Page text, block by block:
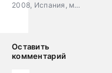
2008, Испания, мультфильм, короткометражка
Оставить
комментарий